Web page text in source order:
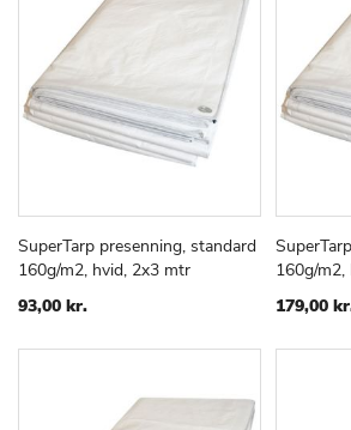
Læg i kurv
TILFØJ
TIL
SAMMENLIGN
SuperTarp presenning, standard
160g/m2, hvid, 2x3 mtr
93,00 kr.
Læg i
160g/
179,00